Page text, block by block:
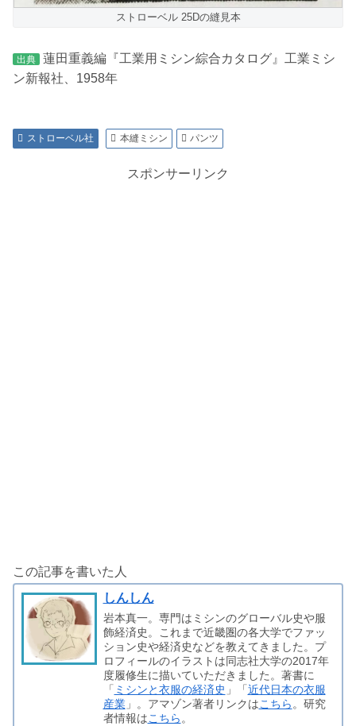
ストローベル 25Dの縫見本
出典
蓮田重義編『工業用ミシン綜合カタログ』工業ミシ
ン新報社、1958年
ストローベル社 本縫ミシン パンツ
スポンサーリンク
この記事を書いた人
しんしん
岩本真一。専門はミシンのグローバル史や服
飾経済史。これまで近畿圏の各大学でファッ
ション史や経済史などを教えてきました。プ
ロフィールのイラストは同志社大学の2017年
度履修生に描いていただきました。著書に
「 ミシンと衣服の経済史 」「 近代日本の衣服
産業」。アマゾン著者リンクはこちら。研究
者情報はこちら。